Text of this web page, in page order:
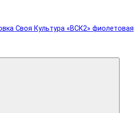
Своя Культура «ВСК2» фиолетовая